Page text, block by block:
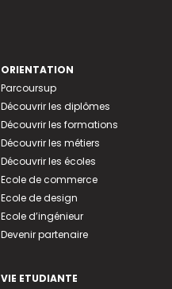
ORIENTATION
Parcoursup
Découvrir les diplômes
Découvrir les formations
Découvrir les métiers
Découvrir les écoles
Ecole de commerce
Ecole de design
Ecole d’ingénieur
Devenir partenaire
VIE ETUDIANTE